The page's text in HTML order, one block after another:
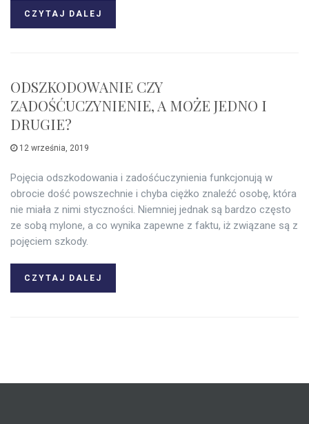
CZYTAJ DALEJ
ODSZKODOWANIE CZY
ZADOŚĆUCZYNIENIE, A MOŻE JEDNO I
DRUGIE?
12 września, 2019
Pojęcia odszkodowania i zadośćuczynienia funkcjonują w
obrocie dość powszechnie i chyba ciężko znaleźć osobę, która
nie miała z nimi styczności. Niemniej jednak są bardzo często
ze sobą mylone, a co wynika zapewne z faktu, iż związane są z
pojęciem szkody.
CZYTAJ DALEJ